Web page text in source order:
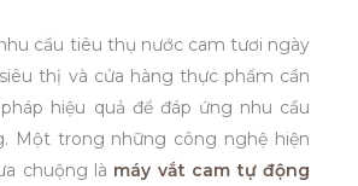
cầu tiêu thụ nước cam tươi ngày
thị và cửa hàng thực phẩm cần
hiệu quả để đáp ứng nhu cầu
Một trong những công nghệ hiện
chuộng là máy vắt cam tự động